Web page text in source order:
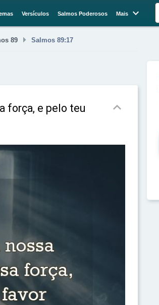
Buscar
Versículos Salmos Poderosos Mais 
89  Salmos 89:17
força, e pelo teu
